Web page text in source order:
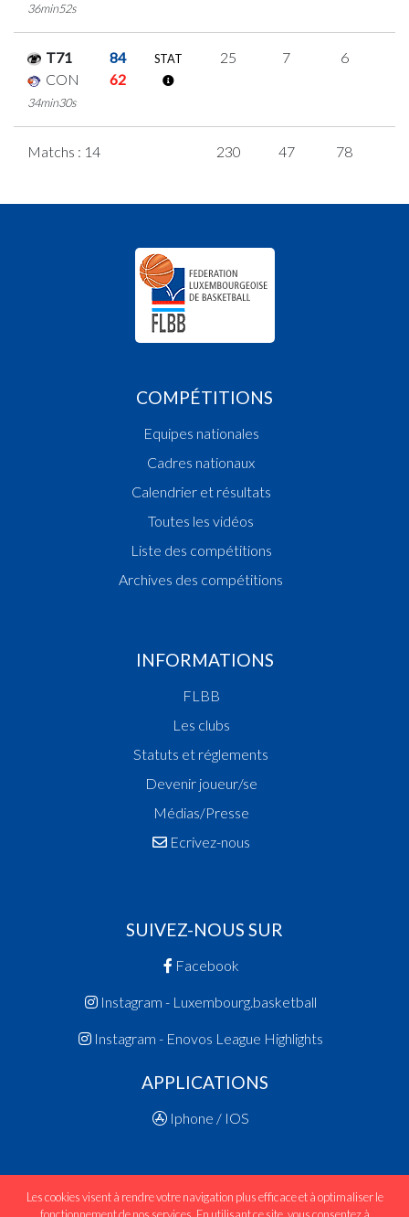
36min52s
T71
84
CON
62
34min30s
STAT 25 7 6
Matchs : 14 230 47 78
COMPÉTITIONS
Equipes nationales
Cadres nationaux
Calendrier et résultats
Toutes les vidéos
Liste des compétitions
Archives des compétitions
INFORMATIONS
FLBB
Les clubs
Statuts et réglements
Devenir joueur/se
Médias/Presse
Ecrivez-nous
SUIVEZ-NOUS SUR
Facebook
Instagram - Luxembourg.basketball
Instagram - Enovos League Highlights
APPLICATIONS
Iphone / IOS
Les cookies visent à rendre votre navigation plus efficace et à optimaliser le